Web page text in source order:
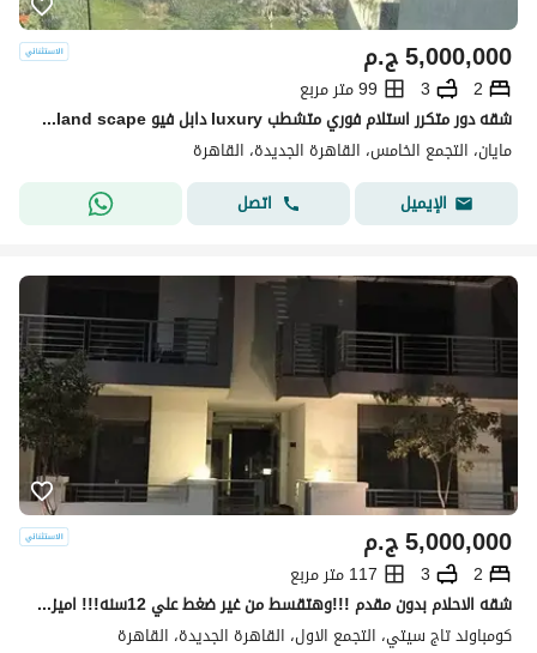
ج.م5,000,000
2
3
99 متر مربع
شقه دور متكرر استلام فوري متشطب luxury دابل فيو pool+land scape تقسيمه رائعه باسهل خطط سداد بدون ضغط وتقسيط ع اطول عدد سنوات الرحاب-سوان ليك-كريك تاون
مايان، التجمع الخامس، القاهرة الجديدة، القاهرة
الإيميل
اتصل
ج.م5,000,000
2
3
117 متر مربع
شقه الاحلام بدون مقدم !!!وهتقسط من غير ضغط علي 12سنه!!! اميز شقه في اميز لوكيشن باميز فيو في الكمبوند اوفر مش هيتكرر والسعر لقطه
كومباوند تاج سيتي، التجمع الاول، القاهرة الجديدة، القاهرة